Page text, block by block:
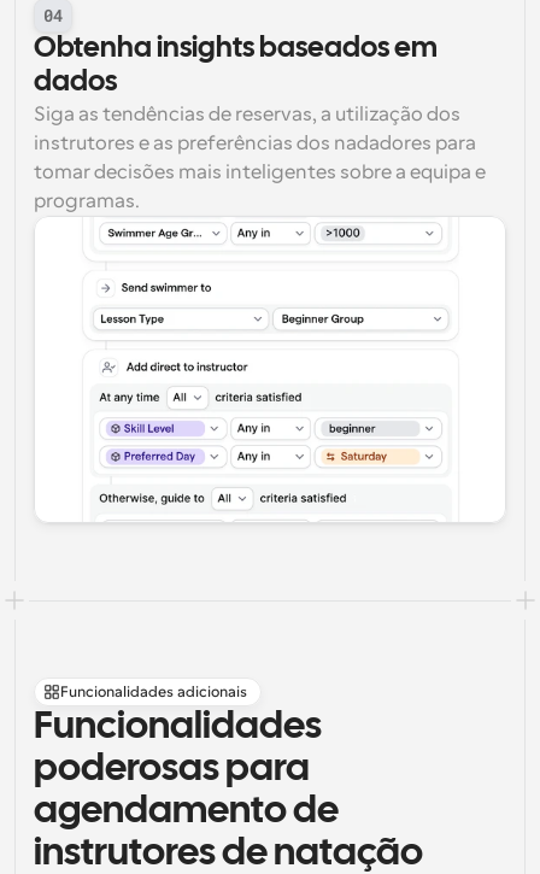
04
Obtenha insights baseados em
dados
Siga as tendências de reservas, a utilização dos
instrutores e as preferências dos nadadores para
tomar decisões mais inteligentes sobre a equipa e
programas.
Funcionalidades adicionais
Funcionalidades
poderosas para
agendamento de
instrutores de natação